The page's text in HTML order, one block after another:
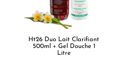
Ht26 Duo Lait Clarifiant
500ml + Gel Douche 1
Litre